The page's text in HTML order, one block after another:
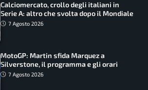
Calciomercato, crollo degli italiani in
Serie A: altro che svolta dopo il Mondiale
7 Agosto 2026
MotoGP: Martin sfida Marquez a
Silverstone, il programma e gli orari
7 Agosto 2026